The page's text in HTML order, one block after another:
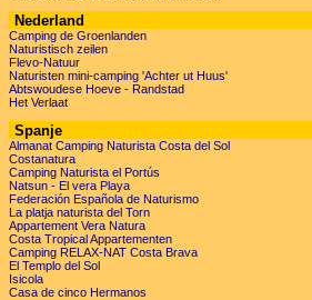
Nederland
Camping de Groenlanden
Naturistisch zeilen
Flevo-Natuur
Naturisten mini-camping 'Achter ut Huus'
Abtswoudese Hoeve - Randstad
Het Verlaat
Spanje
Almanat Camping Naturista Costa del Sol
Costanatura
Camping Naturista el Portús
Natsun - El vera Playa
Federación Española de Naturismo
La platja naturista del Torn
Appartement Vera Natura
Costa Tropical Appartementen
Camping RELAX-NAT Costa Brava
El Templo del Sol
Isicola
Casa de cinco Hermanos